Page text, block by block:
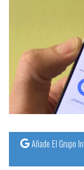
Añade El Grupo